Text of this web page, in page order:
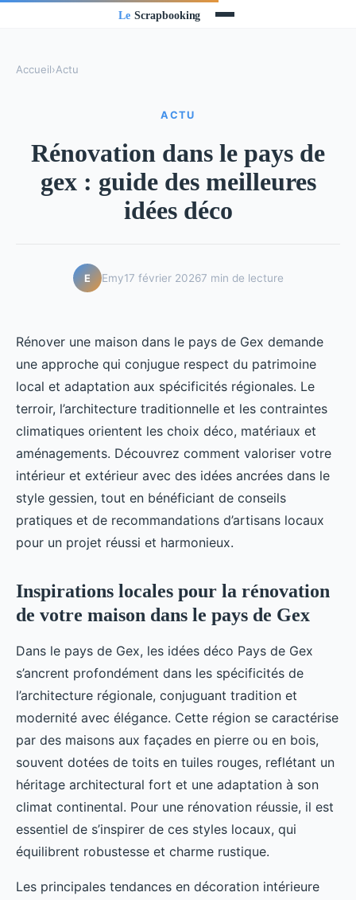
Accueil›Actu
ACTU
Rénovation dans le pays de
gex : guide des meilleures
idées déco
E Emy17 février 20267 min de lecture
Rénover une maison dans le pays de Gex demande
une approche qui conjugue respect du patrimoine
local et adaptation aux spécificités régionales. Le
terroir, l’architecture traditionnelle et les contraintes
climatiques orientent les choix déco, matériaux et
aménagements. Découvrez comment valoriser votre
intérieur et extérieur avec des idées ancrées dans le
style gessien, tout en bénéficiant de conseils
pratiques et de recommandations d’artisans locaux
pour un projet réussi et harmonieux.
Inspirations locales pour la rénovation
de votre maison dans le pays de Gex
Dans le pays de Gex, les idées déco Pays de Gex
s’ancrent profondément dans les spécificités de
l’architecture régionale, conjuguant tradition et
modernité avec élégance. Cette région se caractérise
par des maisons aux façades en pierre ou en bois,
souvent dotées de toits en tuiles rouges, reflétant un
héritage architectural fort et une adaptation à son
climat continental. Pour une rénovation réussie, il est
essentiel de s’inspirer de ces styles locaux, qui
équilibrent robustesse et charme rustique.
Les principales tendances en décoration intérieure